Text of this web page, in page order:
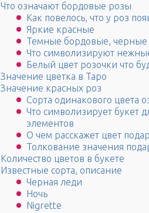
Что означают бордовые розы
Как повелось, что у роз
Яркие красные
Темные бордовые, черные
Что символизируют
Белый цвет розочки что
Значение цветка в Таро
Значение красных роз
Сорта одинакового цвета
Что символизирует букет
элементов
О чем расскажет цвет
Толкование значения
Количество цветов в букете
Известные сорта, описание
Черная леди
Ночь
Nigrette